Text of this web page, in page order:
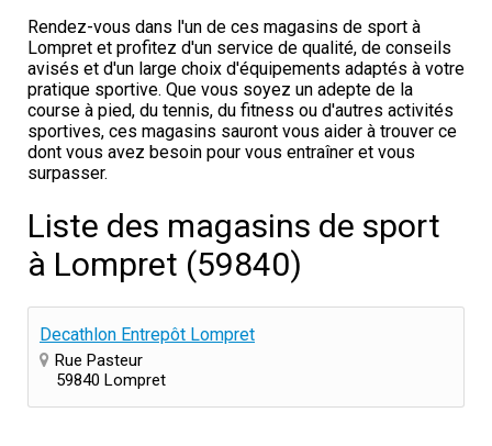
Rendez-vous dans l'un de ces magasins de sport à
Lompret et profitez d'un service de qualité, de conseils
avisés et d'un large choix d'équipements adaptés à votre
pratique sportive. Que vous soyez un adepte de la
course à pied, du tennis, du fitness ou d'autres activités
sportives, ces magasins sauront vous aider à trouver ce
dont vous avez besoin pour vous entraîner et vous
surpasser.
Liste des magasins de sport
à Lompret (59840)
Decathlon Entrepôt Lompret
Rue Pasteur
59840 Lompret